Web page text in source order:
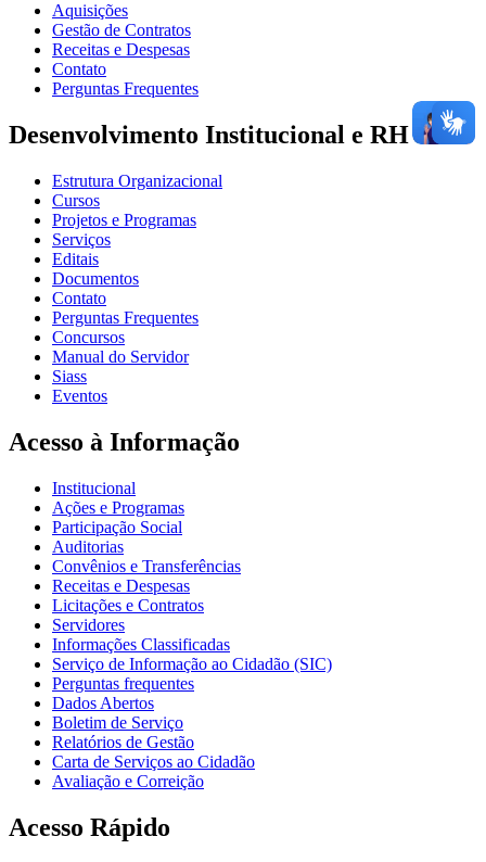
Aquisições
Gestão de Contratos
Receitas e Despesas
Contato
Perguntas Frequentes
Desenvolvimento Institucional e RH
Estrutura Organizacional
Cursos
Projetos e Programas
Serviços
Editais
Documentos
Contato
Perguntas Frequentes
Concursos
Manual do Servidor
Siass
Eventos
Acesso à Informação
Institucional
Ações e Programas
Participação Social
Auditorias
Convênios e Transferências
Receitas e Despesas
Licitações e Contratos
Servidores
Informações Classificadas
Serviço de Informação ao Cidadão (SIC)
Perguntas frequentes
Dados Abertos
Boletim de Serviço
Relatórios de Gestão
Carta de Serviços ao Cidadão
Avaliação e Correição
Acesso Rápido